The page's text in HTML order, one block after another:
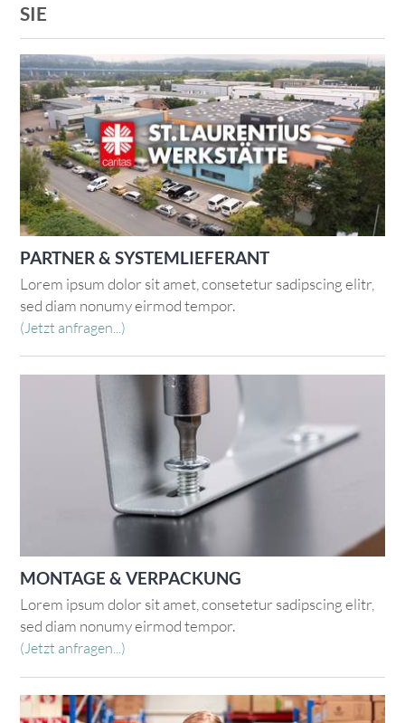
SIE
PARTNER & SYSTEMLIEFERANT
Lorem ipsum dolor sit amet, consetetur sadipscing elitr,
sed diam nonumy eirmod tempor.
(Jetzt anfragen...)
MONTAGE & VERPACKUNG
Lorem ipsum dolor sit amet, consetetur sadipscing elitr,
sed diam nonumy eirmod tempor.
(Jetzt anfragen...)